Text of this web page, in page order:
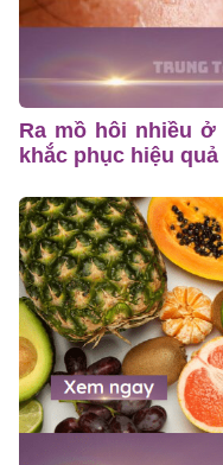
Ra mồ hôi nhiều ở
khắc phục hiệu quả